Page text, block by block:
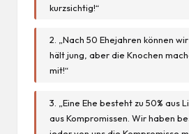
kurzsichtig!“
2. „Nach 50 Ehejahren können
hält jung, aber die Knochen
mit!“
3. „Eine Ehe besteht zu 50% aus
aus Kompromissen. Wir haben